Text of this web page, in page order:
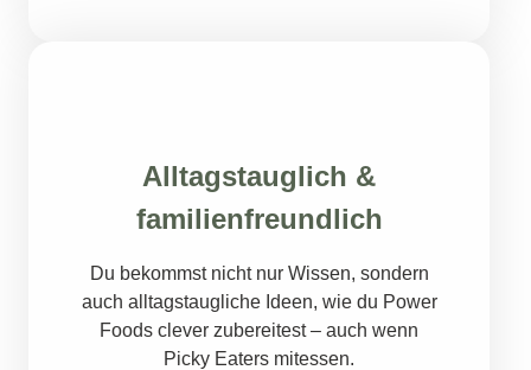
Alltagstauglich &
familienfreundlich
Du bekommst nicht nur Wissen, sondern
auch alltagstaugliche Ideen, wie du Power
Foods clever zubereitest – auch wenn
Picky Eaters mitessen.